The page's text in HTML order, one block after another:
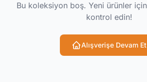
Bu koleksiyon boş. Yeni ürünler
kontrol edin!
Alışverişe Devam Et